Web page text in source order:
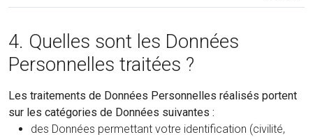
4. Quelles sont les Données
Personnelles traitées ?
Les traitements de Données Personnelles réalisés portent
sur les catégories de Données suivantes :
des Données permettant votre identification (civilité,